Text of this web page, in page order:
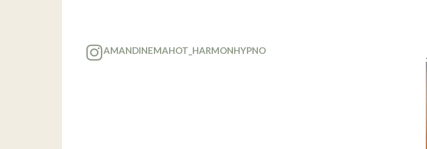
AMANDINEMAHOT_HARMONHYPNO